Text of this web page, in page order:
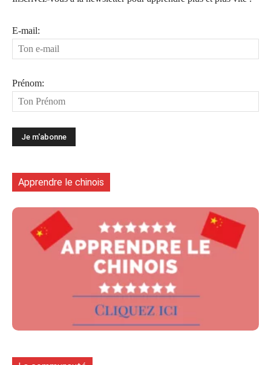
E-mail:
Prénom:
Apprendre le chinois